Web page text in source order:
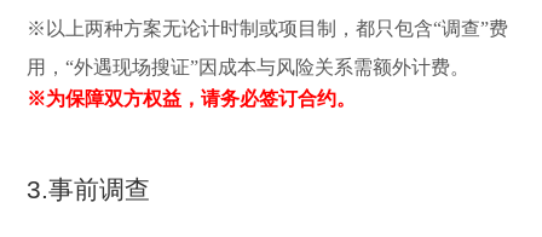
※以上两种方案无论计时制或项目制，都只包含“调查”费
用，“外遇现场搜证”因成本与风险关系需额外计费。
※为保障双方权益，请务必签订合约。
3.事前调查